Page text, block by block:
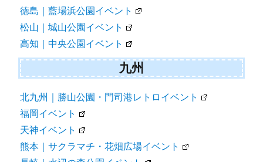
徳島｜藍場浜公園イベント
松山｜城山公園イベント
高知｜中央公園イベント
九州
北九州｜勝山公園・門司港レトロイベント
福岡イベント
天神イベント
熊本｜サクラマチ・花畑広場イベント